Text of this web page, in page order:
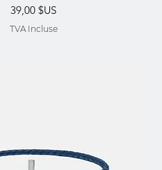
Prix
39,00 $US
TVA Incluse